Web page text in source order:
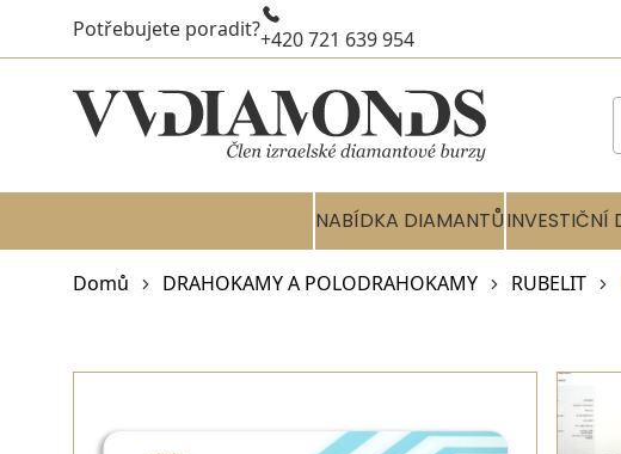
Potřebujete poradit?+420 721 639 954
NABÍDKA DIAMANTŮINVESTIČNÍ
Domů DRAHOKAMY A POLODRAHOKAMY RUBELIT